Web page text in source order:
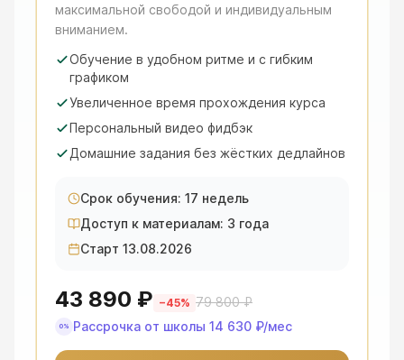
максимальной свободой и индивидуальным
вниманием.
Обучение в удобном ритме и с гибким
графиком
Увеличенное время прохождения курса
Персональный видео фидбэк
Домашние задания без жёстких дедлайнов
Срок обучения: 17 недель
Доступ к материалам: 3 года
Старт 13.08.2026
43 890 ₽ −45% 79 800 ₽
0% Рассрочка от школы 14 630 ₽/мес